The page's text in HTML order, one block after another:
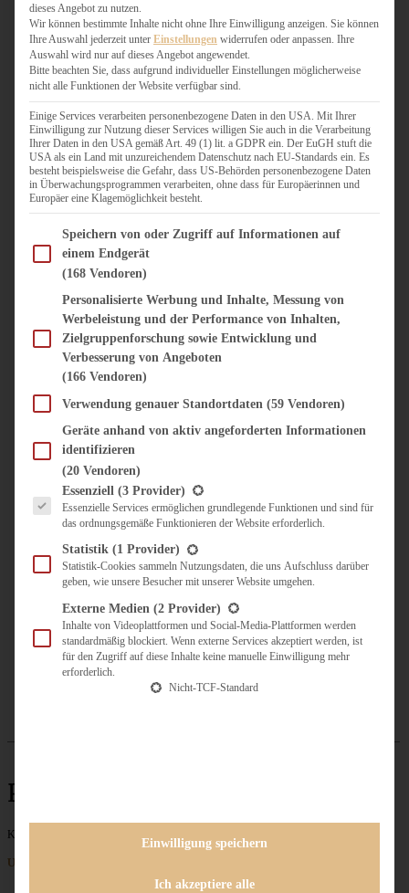
BURGER & SANDWICHES
FIX AUF DEM TISCH
FLEISCH & FISCH
GRILLEN / BARBECUE
HERZHAFTES BACKEN
ONE-POT-GERICHTE
PASTA & NUDELGERICHTE
PIZZA, TARTES & QUICHES
REIS & RISOTTO
SALATE & SNACKS
SUPPENKASPEREIEN
VORSPEISEN
SÜSS & HERZHAFT
BROTAUFSTRICH
DIPS, SAUCEN, CHUTNEYS
KÜCHENGESCHENKE
UNTERWEGS
KULINARISCH UNTERWEGS
ÜBER MICH
ZUSAMMENARBEIT
Plätzchenteller
Keine Beiträge gefunden
Unternehmen
dieses Angebot zu nutzen.
Wir können bestimmte Inhalte nicht ohne Ihre Einwilligung anzeigen. Sie können
Ihre Auswahl jederzeit unter Einstellungen widerrufen oder anpassen. Ihre
Auswahl wird nur auf dieses Angebot angewendet.
Bitte beachten Sie, dass aufgrund individueller Einstellungen möglicherweise
nicht alle Funktionen der Website verfügbar sind.
Einige Services verarbeiten personenbezogene Daten in den USA. Mit Ihrer
Einwilligung zur Nutzung dieser Services willigen Sie auch in die Verarbeitung
Ihrer Daten in den USA gemäß Art. 49 (1) lit. a GDPR ein. Der EuGH stuft die
USA als ein Land mit unzureichendem Datenschutz nach EU-Standards ein. Es
besteht beispielsweise die Gefahr, dass US-Behörden personenbezogene Daten
in Überwachungsprogrammen verarbeiten, ohne dass für Europäerinnen und
Europäer eine Klagemöglichkeit besteht.
Im Folgenden finden Sie eine Liste der Zwecke des IAB Transparency and Consent
Speichern von oder Zugriff auf Informationen auf
einem Endgerät
(168 Vendoren)
Personalisierte Werbung und Inhalte, Messung von
Werbeleistung und der Performance von Inhalten,
Zielgruppenforschung sowie Entwicklung und
Verbesserung von Angeboten
(166 Vendoren)
Verwendung genauer Standortdaten (59 Vendoren)
Geräte anhand von aktiv angeforderten Informationen
identifizieren
(20 Vendoren)
Es folgt eine Liste der Service-Gruppen, für die eine Einwilligung erteilt werden
Essenziell (3 Provider)
Essenzielle Services ermöglichen grundlegende Funktionen und sind für
das ordnungsgemäße Funktionieren der Website erforderlich.
Statistik (1 Provider)
Statistik-Cookies sammeln Nutzungsdaten, die uns Aufschluss darüber
geben, wie unsere Besucher mit unserer Website umgehen.
Externe Medien (2 Provider)
Inhalte von Videoplattformen und Social-Media-Plattformen werden
standardmäßig blockiert. Wenn externe Services akzeptiert werden, ist
für den Zugriff auf diese Inhalte keine manuelle Einwilligung mehr
erforderlich.
Nicht-TCF-Standard
Einwilligung speichern
Ich akzeptiere alle